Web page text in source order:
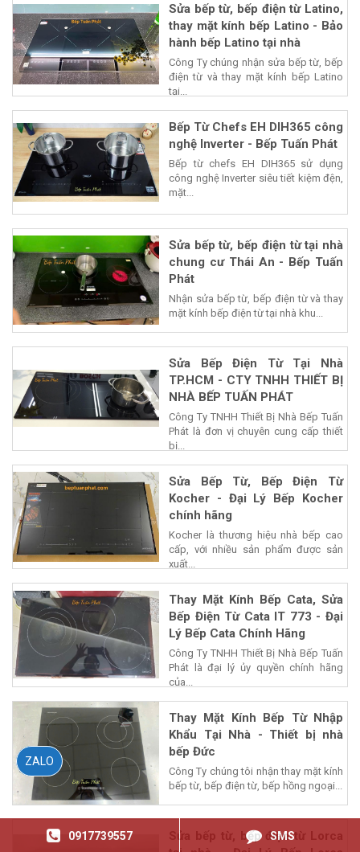
Sửa bếp từ, bếp điện từ Latino,
thay mặt kính bếp Latino - Bảo
hành bếp Latino tại nhà
Công Ty chúng nhận sửa bếp từ, bếp
điện từ và thay mặt kính bếp Latino
tại...
Bếp Từ Chefs EH DIH365 công
nghệ Inverter - Bếp Tuấn Phát
Bếp từ chefs EH DIH365 sử dụng
công nghệ Inverter siêu tiết kiệm đện,
mặt...
Sửa bếp từ, bếp điện từ tại nhà
chung cư Thái An - Bếp Tuấn
Phát
Nhận sửa bếp từ, bếp điện từ và thay
mặt kính bếp điện từ tại nhà khu...
Sửa Bếp Điện Từ Tại Nhà
TP.HCM - CTY TNHH THIẾT BỊ
NHÀ BẾP TUẤN PHÁT
Công Ty TNHH Thiết Bị Nhà Bếp Tuấn
Phát là đơn vị chuyên cung cấp thiết
bị...
Sửa Bếp Từ, Bếp Điện Từ
Kocher - Đại Lý Bếp Kocher
chính hãng
Kocher là thương hiệu nhà bếp cao
cấp, với nhiều sản phẩm được sản
xuất...
Thay Mặt Kính Bếp Cata, Sửa
Bếp Điện Từ Cata IT 773 - Đại
Lý Bếp Cata Chính Hãng
Công Ty TNHH Thiết Bị Nhà Bếp Tuấn
Phát là đại lý ủy quyền chính hãng
của...
Thay Mặt Kính Bếp Từ Nhập
Khẩu Tại Nhà - Thiết bị nhà
bếp Đức
Công Ty chúng tôi nhận thay mặt kính
bếp từ, bếp điện từ, bếp hồng ngoại...
Sửa bếp từ, bếp điện từ Lorca
0917739557 SMS
ZALO